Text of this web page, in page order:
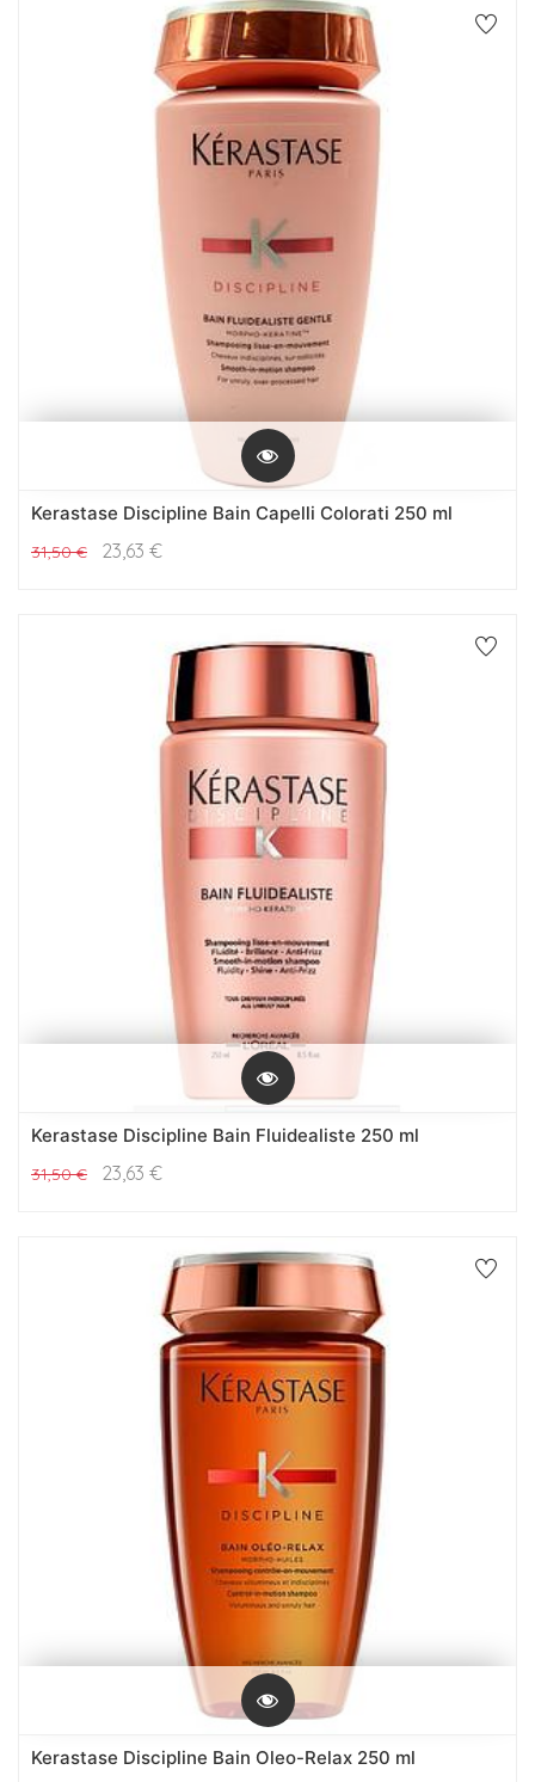
Kerastase Discipline Bain Capelli Colorati 250 ml
31,50€ 23,63 €
Kerastase Discipline Bain Fluidealiste 250 ml
31,50€ 23,63 €
Kerastase Discipline Bain Oleo-Relax 250 ml